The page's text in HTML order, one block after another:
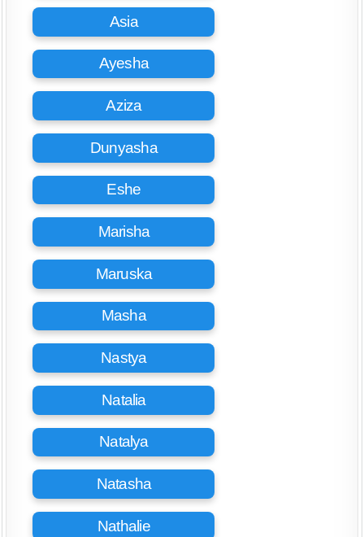
Asia
Ayesha
Aziza
Dunyasha
Eshe
Marisha
Maruska
Masha
Nastya
Natalia
Natalya
Natasha
Nathalie